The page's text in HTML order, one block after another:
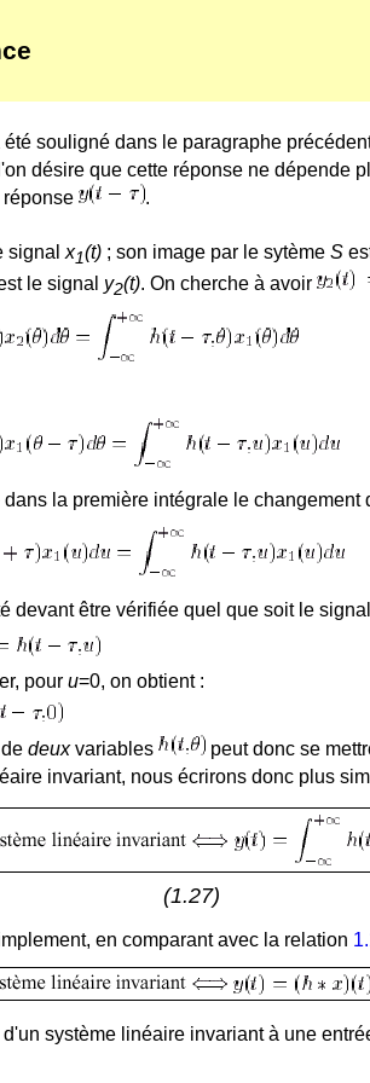
souligné dans le paragraphe
désire que cette réponse ne dépende
.
signal x1(t) ; son image par le sytème S
le signal y2(t). On cherche à avoir
dans la première intégrale le changement
devant être vérifiée quel que soit le signal
pour u=0, on obtient :
deuxvariables peut donc se
invariant, nous écrirons donc plus
(1.27)
en comparant avec la relation
d'un système linéaire invariant à une